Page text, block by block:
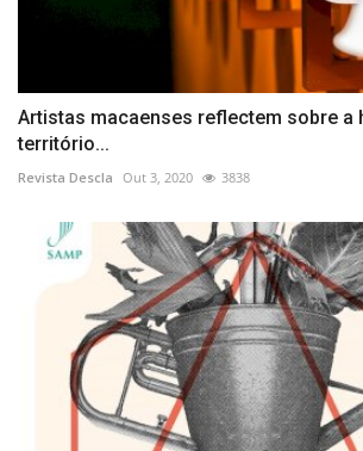
Artistas macaenses reflectem sobre a
território...
Revista Descla Out 3, 2020 3838